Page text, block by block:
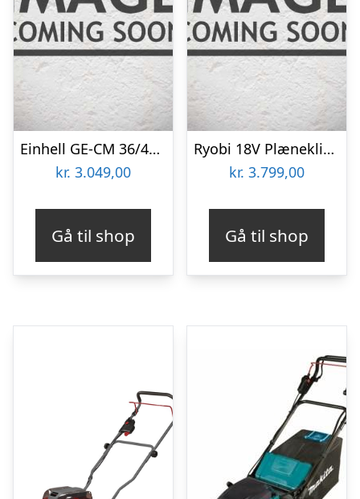
Einhell GE-CM 36/48 M akku plæneklipper 48 cm. 2x18V u/batteri og lader
kr. 3.049,00
Gå til shop
Ryobi 18V Plæneklipper 37 cm 2 stk. 4,0 Ah batteri + lader – RY18LM37A-240
kr. 3.799,00
Gå til shop